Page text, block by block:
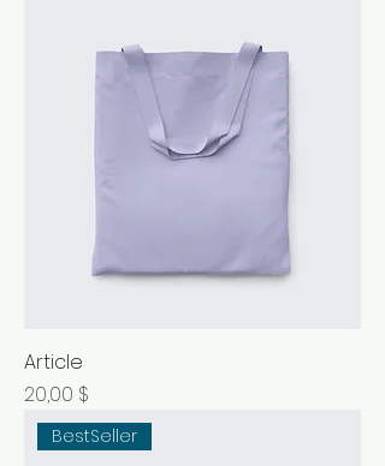
Article
Prix
20,00 $
BestSeller